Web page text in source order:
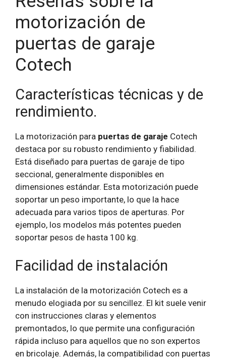
motorización de
puertas de garaje
Cotech
Características técnicas y de
rendimiento.
La motorización para puertas de garaje Cotech
destaca por su robusto rendimiento y fiabilidad.
Está diseñado para puertas de garaje de tipo
seccional, generalmente disponibles en
dimensiones estándar. Esta motorización puede
soportar un peso importante, lo que la hace
adecuada para varios tipos de aperturas. Por
ejemplo, los modelos más potentes pueden
soportar pesos de hasta 100 kg.
Facilidad de instalación
La instalación de la motorización Cotech es a
menudo elogiada por su sencillez. El kit suele venir
con instrucciones claras y elementos
premontados, lo que permite una configuración
rápida incluso para aquellos que no son expertos
en bricolaje. Además, la compatibilidad con puertas